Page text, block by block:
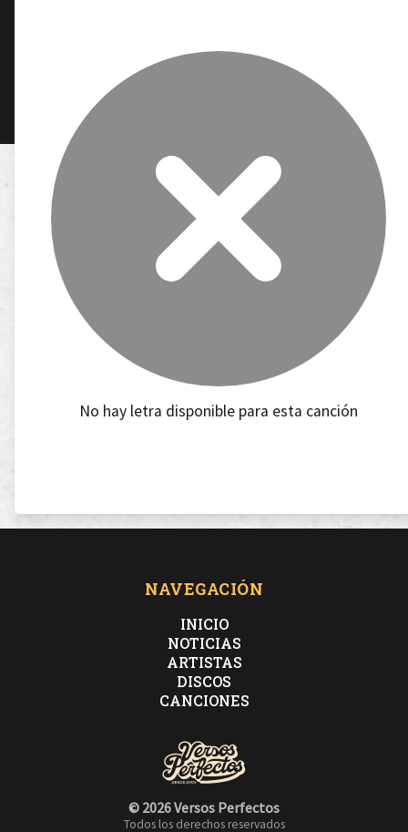
No hay letra disponible para esta canción
NAVEGACIÓN
INICIO
NOTICIAS
ARTISTAS
DISCOS
CANCIONES
© 2026 Versos Perfectos
Todos los derechos reservados